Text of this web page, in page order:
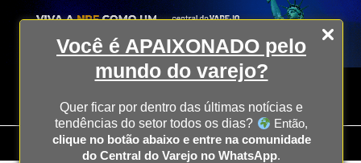
Você é APAIXONADO pelo
mundo do varejo?
Quer ficar por dentro das últimas notícias e
tendências do setor todos os dias?
Então,
clique no botão abaixo e entre na comunidade
do Central do Varejo no WhatsApp.